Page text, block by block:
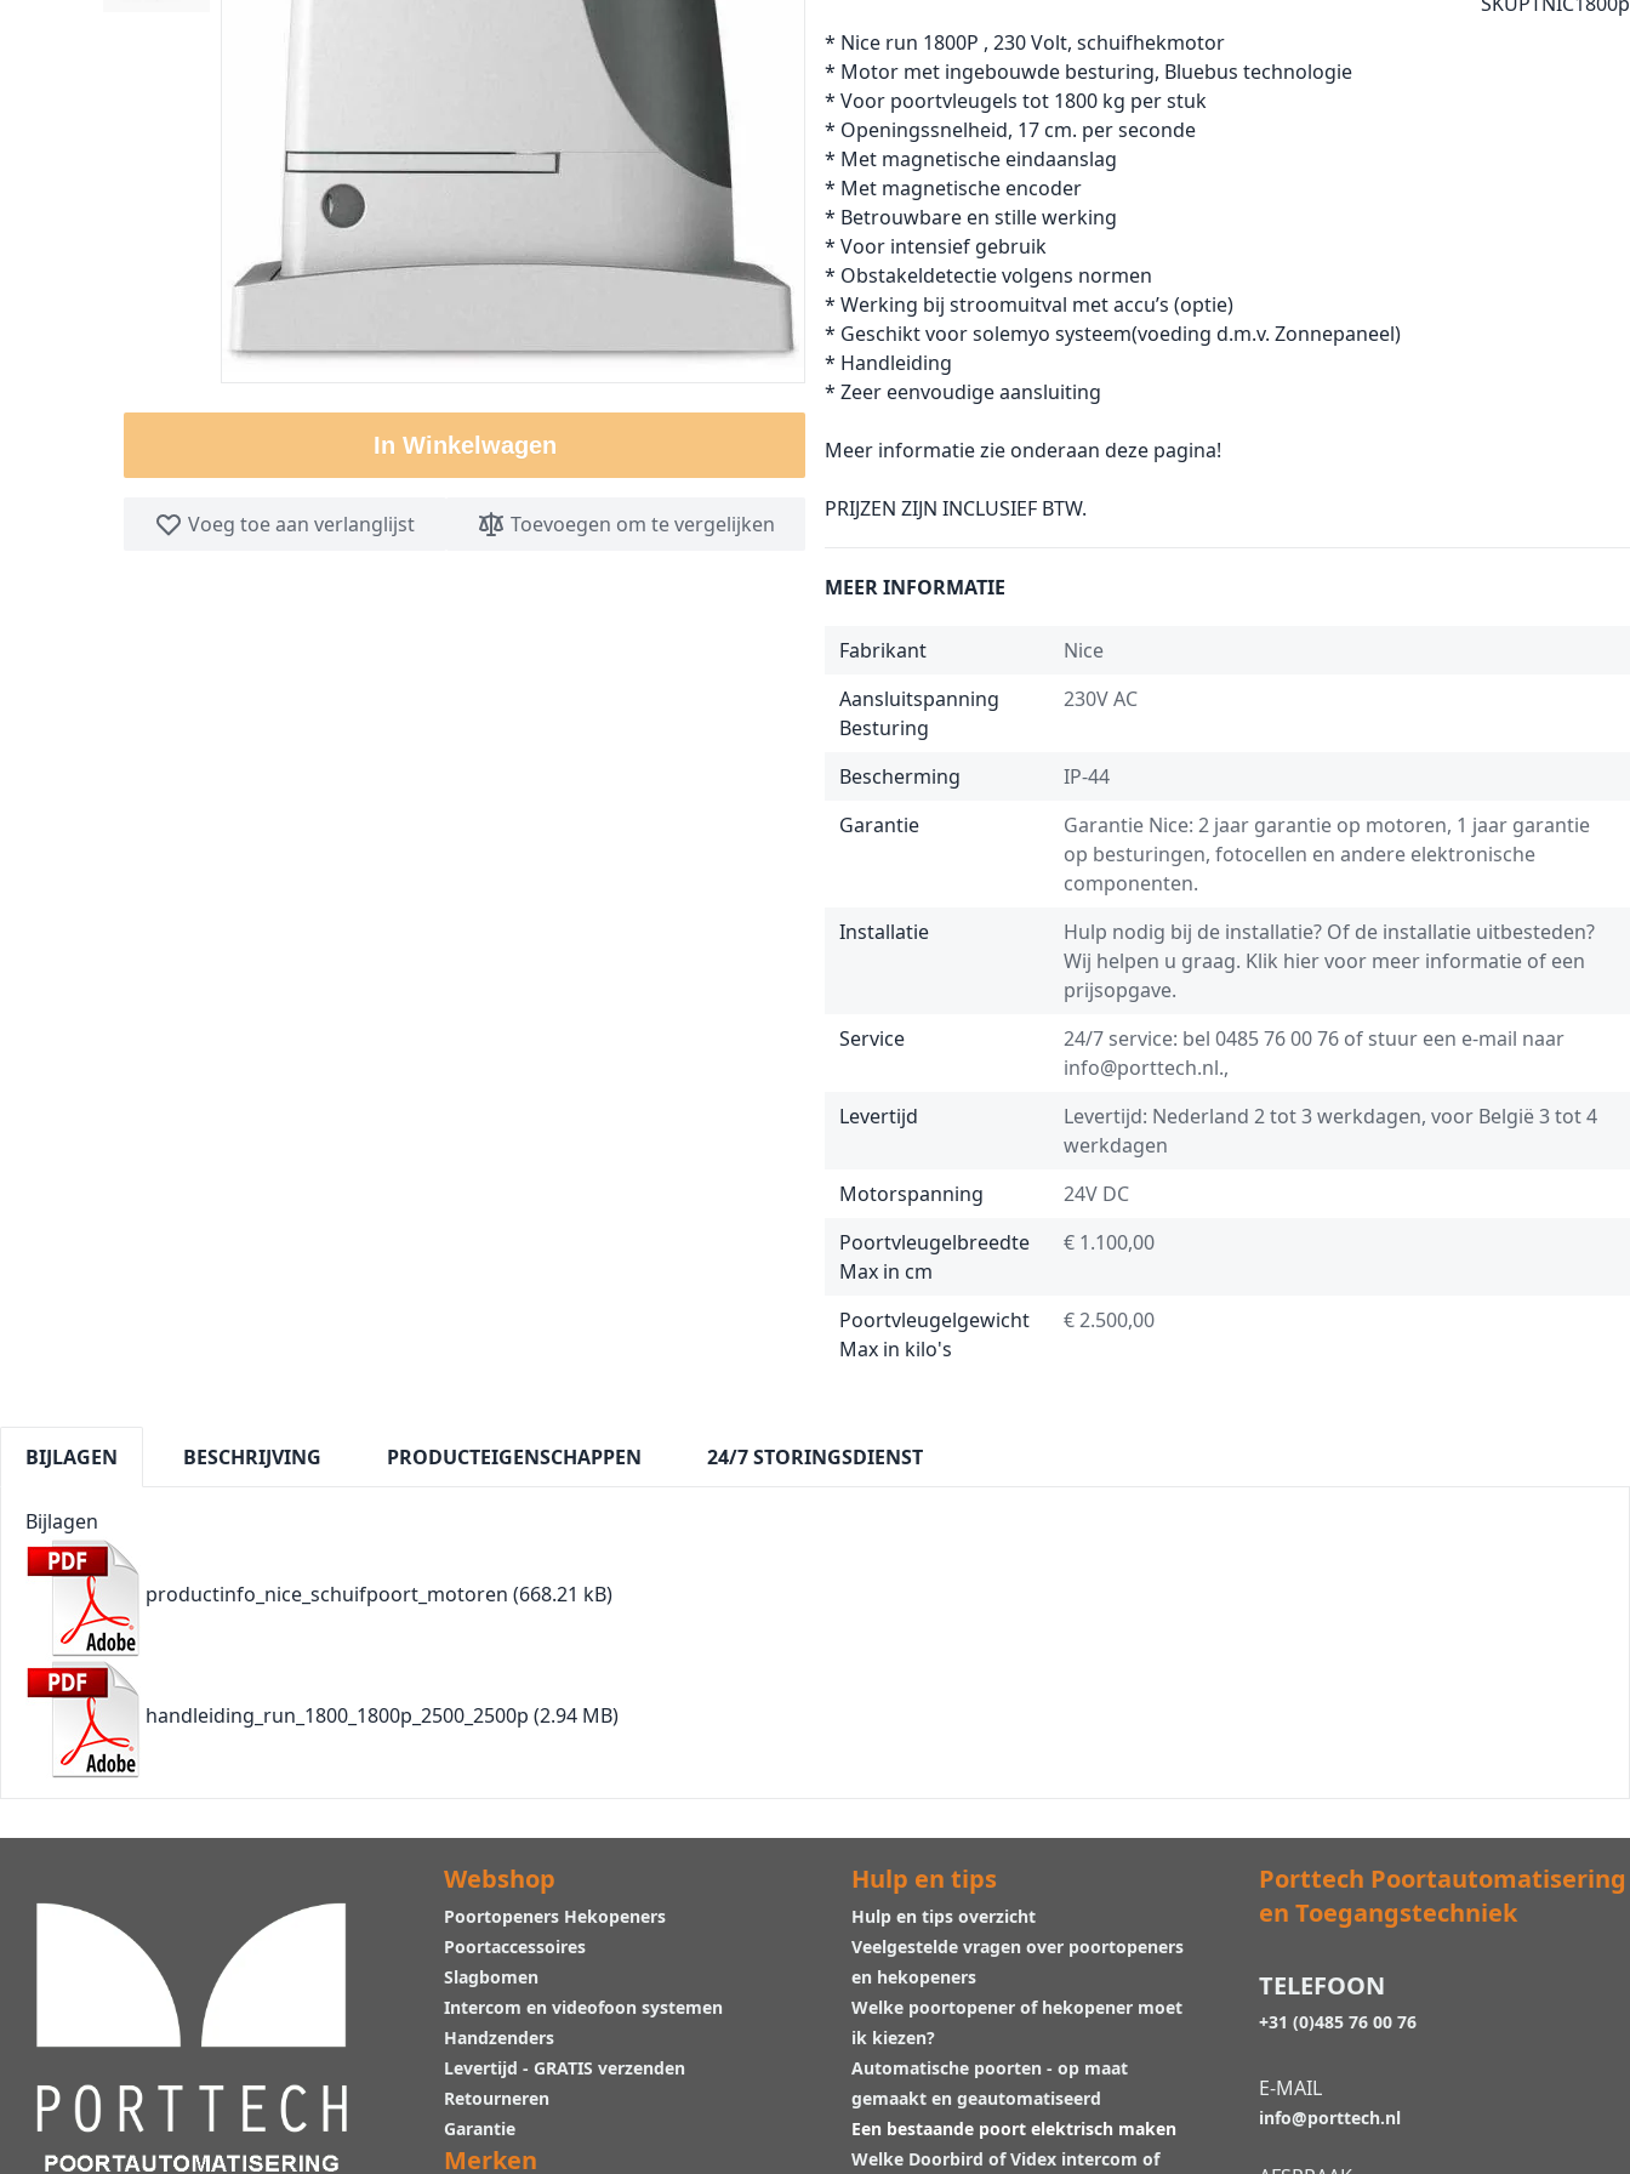
In Winkelwagen
Voeg toe aan verlanglijst Toevoegen om te vergelijken
* Nice run 1800P , 230 Volt, schuifhekmotor
* Motor met ingebouwde besturing, Bluebus technologie
* Voor poortvleugels tot 1800 kg per stuk
* Openingssnelheid, 17 cm. per seconde
* Met magnetische eindaanslag
* Met magnetische encoder
* Betrouwbare en stille werking
* Voor intensief gebruik
* Obstakeldetectie volgens normen
* Werking bij stroomuitval met accu’s (optie)
* Geschikt voor solemyo systeem(voeding d.m.v. Zonnepaneel)
* Handleiding
* Zeer eenvoudige aansluiting
Meer informatie zie onderaan deze pagina!
PRIJZEN ZIJN INCLUSIEF BTW.
MEER INFORMATIE
Fabrikant
Nice
Aansluitspanning
Besturing
230V AC
Bescherming
IP-44
Garantie
Garantie Nice: 2 jaar garantie op motoren, 1 jaar garantie
op besturingen, fotocellen en andere elektronische
componenten.
Installatie
Hulp nodig bij de installatie? Of de installatie uitbesteden?
Wij helpen u graag. Klik hier voor meer informatie of een
prijsopgave.
Service
24/7 service: bel 0485 76 00 76 of stuur een e-mail naar
info@porttech.nl.,
Levertijd
Levertijd: Nederland 2 tot 3 werkdagen, voor België 3 tot 4
werkdagen
Motorspanning
24V DC
Poortvleugelbreedte
Max in cm
€ 1.100,00
Poortvleugelgewicht
Max in kilo's
€ 2.500,00
BIJLAGEN BESCHRIJVING PRODUCTEIGENSCHAPPEN 24/7 STORINGSDIENST
Bijlagen
productinfo_nice_schuifpoort_motoren (668.21 kB)
handleiding_run_1800_1800p_2500_2500p (2.94 MB)
Webshop
Poortopeners Hekopeners
Poortaccessoires
Slagbomen
Intercom en videofoon systemen
Handzenders
Levertijd - GRATIS verzenden
Retourneren
Garantie
Merken
Hulp en tips
Hulp en tips overzicht
Veelgestelde vragen over poortopeners
en hekopeners
Welke poortopener of hekopener moet
ik kiezen?
Automatische poorten - op maat
gemaakt en geautomatiseerd
Een bestaande poort elektrisch maken
Welke Doorbird of Videx intercom of
Porttech Poortautomatisering
en Toegangstechniek
TELEFOON
+31 (0)485 76 00 76
E-MAIL
info@porttech.nl